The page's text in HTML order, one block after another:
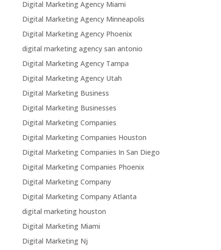
Digital Marketing Agency Miami
Digital Marketing Agency Minneapolis
Digital Marketing Agency Phoenix
digital marketing agency san antonio
Digital Marketing Agency Tampa
Digital Marketing Agency Utah
Digital Marketing Business
Digital Marketing Businesses
Digital Marketing Companies
Digital Marketing Companies Houston
Digital Marketing Companies In San Diego
Digital Marketing Companies Phoenix
Digital Marketing Company
Digital Marketing Company Atlanta
digital marketing houston
Digital Marketing Miami
Digital Marketing Nj